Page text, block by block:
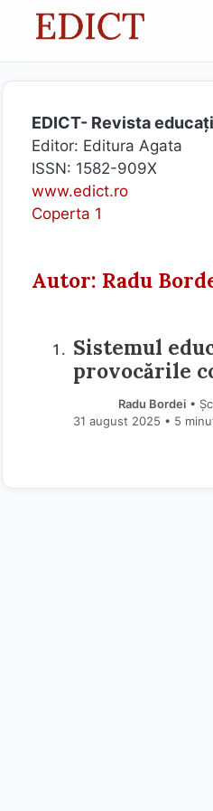
EDICT- Revista
Editor: Editura Agata
ISSN: 1582-909X
www.edict.ro
Coperta 1
Autor: Radu
Sistemul
provocările
Radu Bordei•
31 august 2025 • 5